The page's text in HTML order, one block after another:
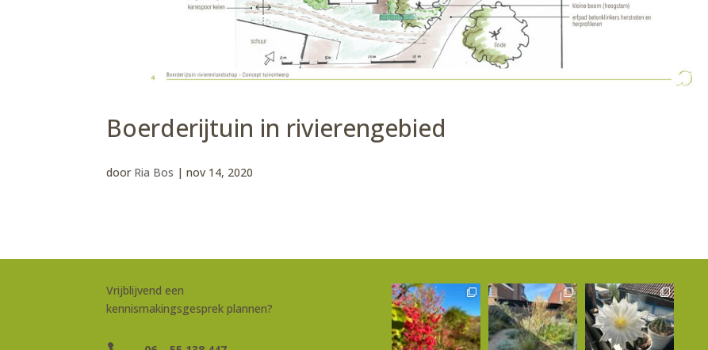
Boerderijtuin in rivierengebied
door Ria Bos |nov 14, 2020
Vrijblijvend een
kennismakingsgesprek plannen?